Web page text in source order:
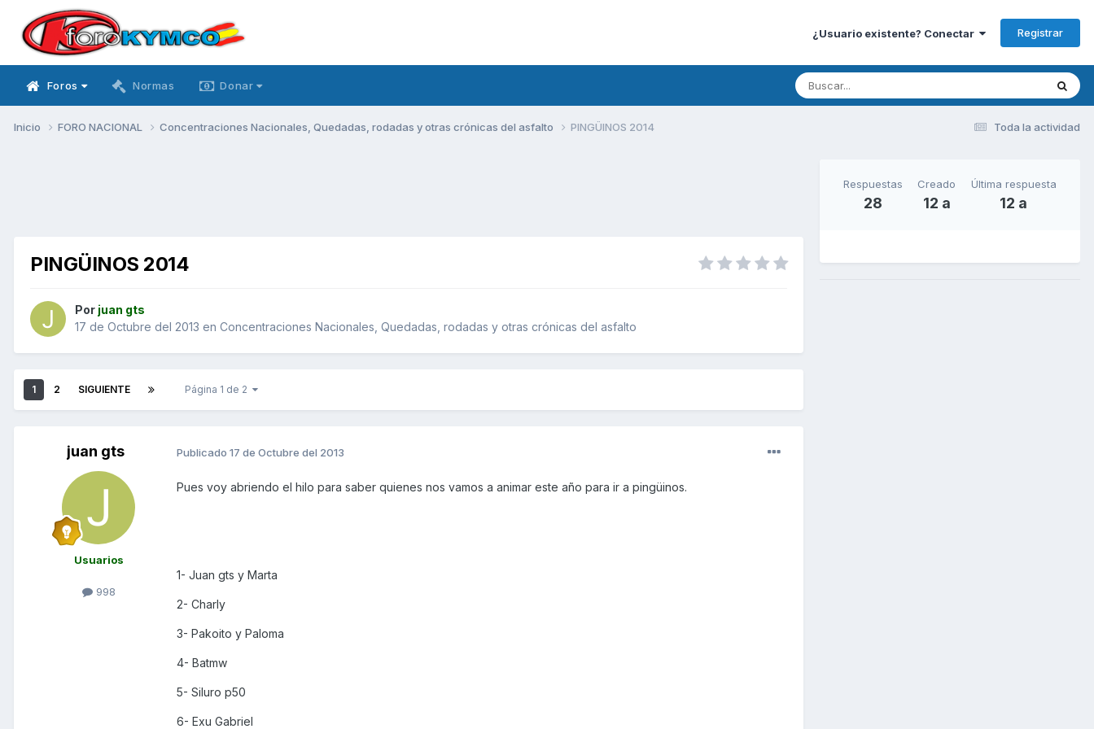
¿Usuario existente? Conectar Registrar
Foros Normas Donar
Toda la actividad
Inicio FORO NACIONAL Concentraciones Nacionales, Quedadas, rodadas y otras crónicas del asfalto PINGÜINOS 2014
PINGÜINOS 2014
Por juan gts
17 de Octubre del 2013 en Concentraciones Nacionales, Quedadas, rodadas y otras crónicas del asfalto
1 2 SIGUIENTE Página 1 de 2
juan gts
Usuarios
998
Publicado 17 de Octubre del 2013
Pues voy abriendo el hilo para saber quienes nos vamos a animar este año para ir a pingüinos.
1- Juan gts y Marta
2- Charly
3- Pakoito y Paloma
4- Batmw
5- Siluro p50
6- Exu Gabriel
Respuestas
28
Creado
12 a
Última respuesta
12 a